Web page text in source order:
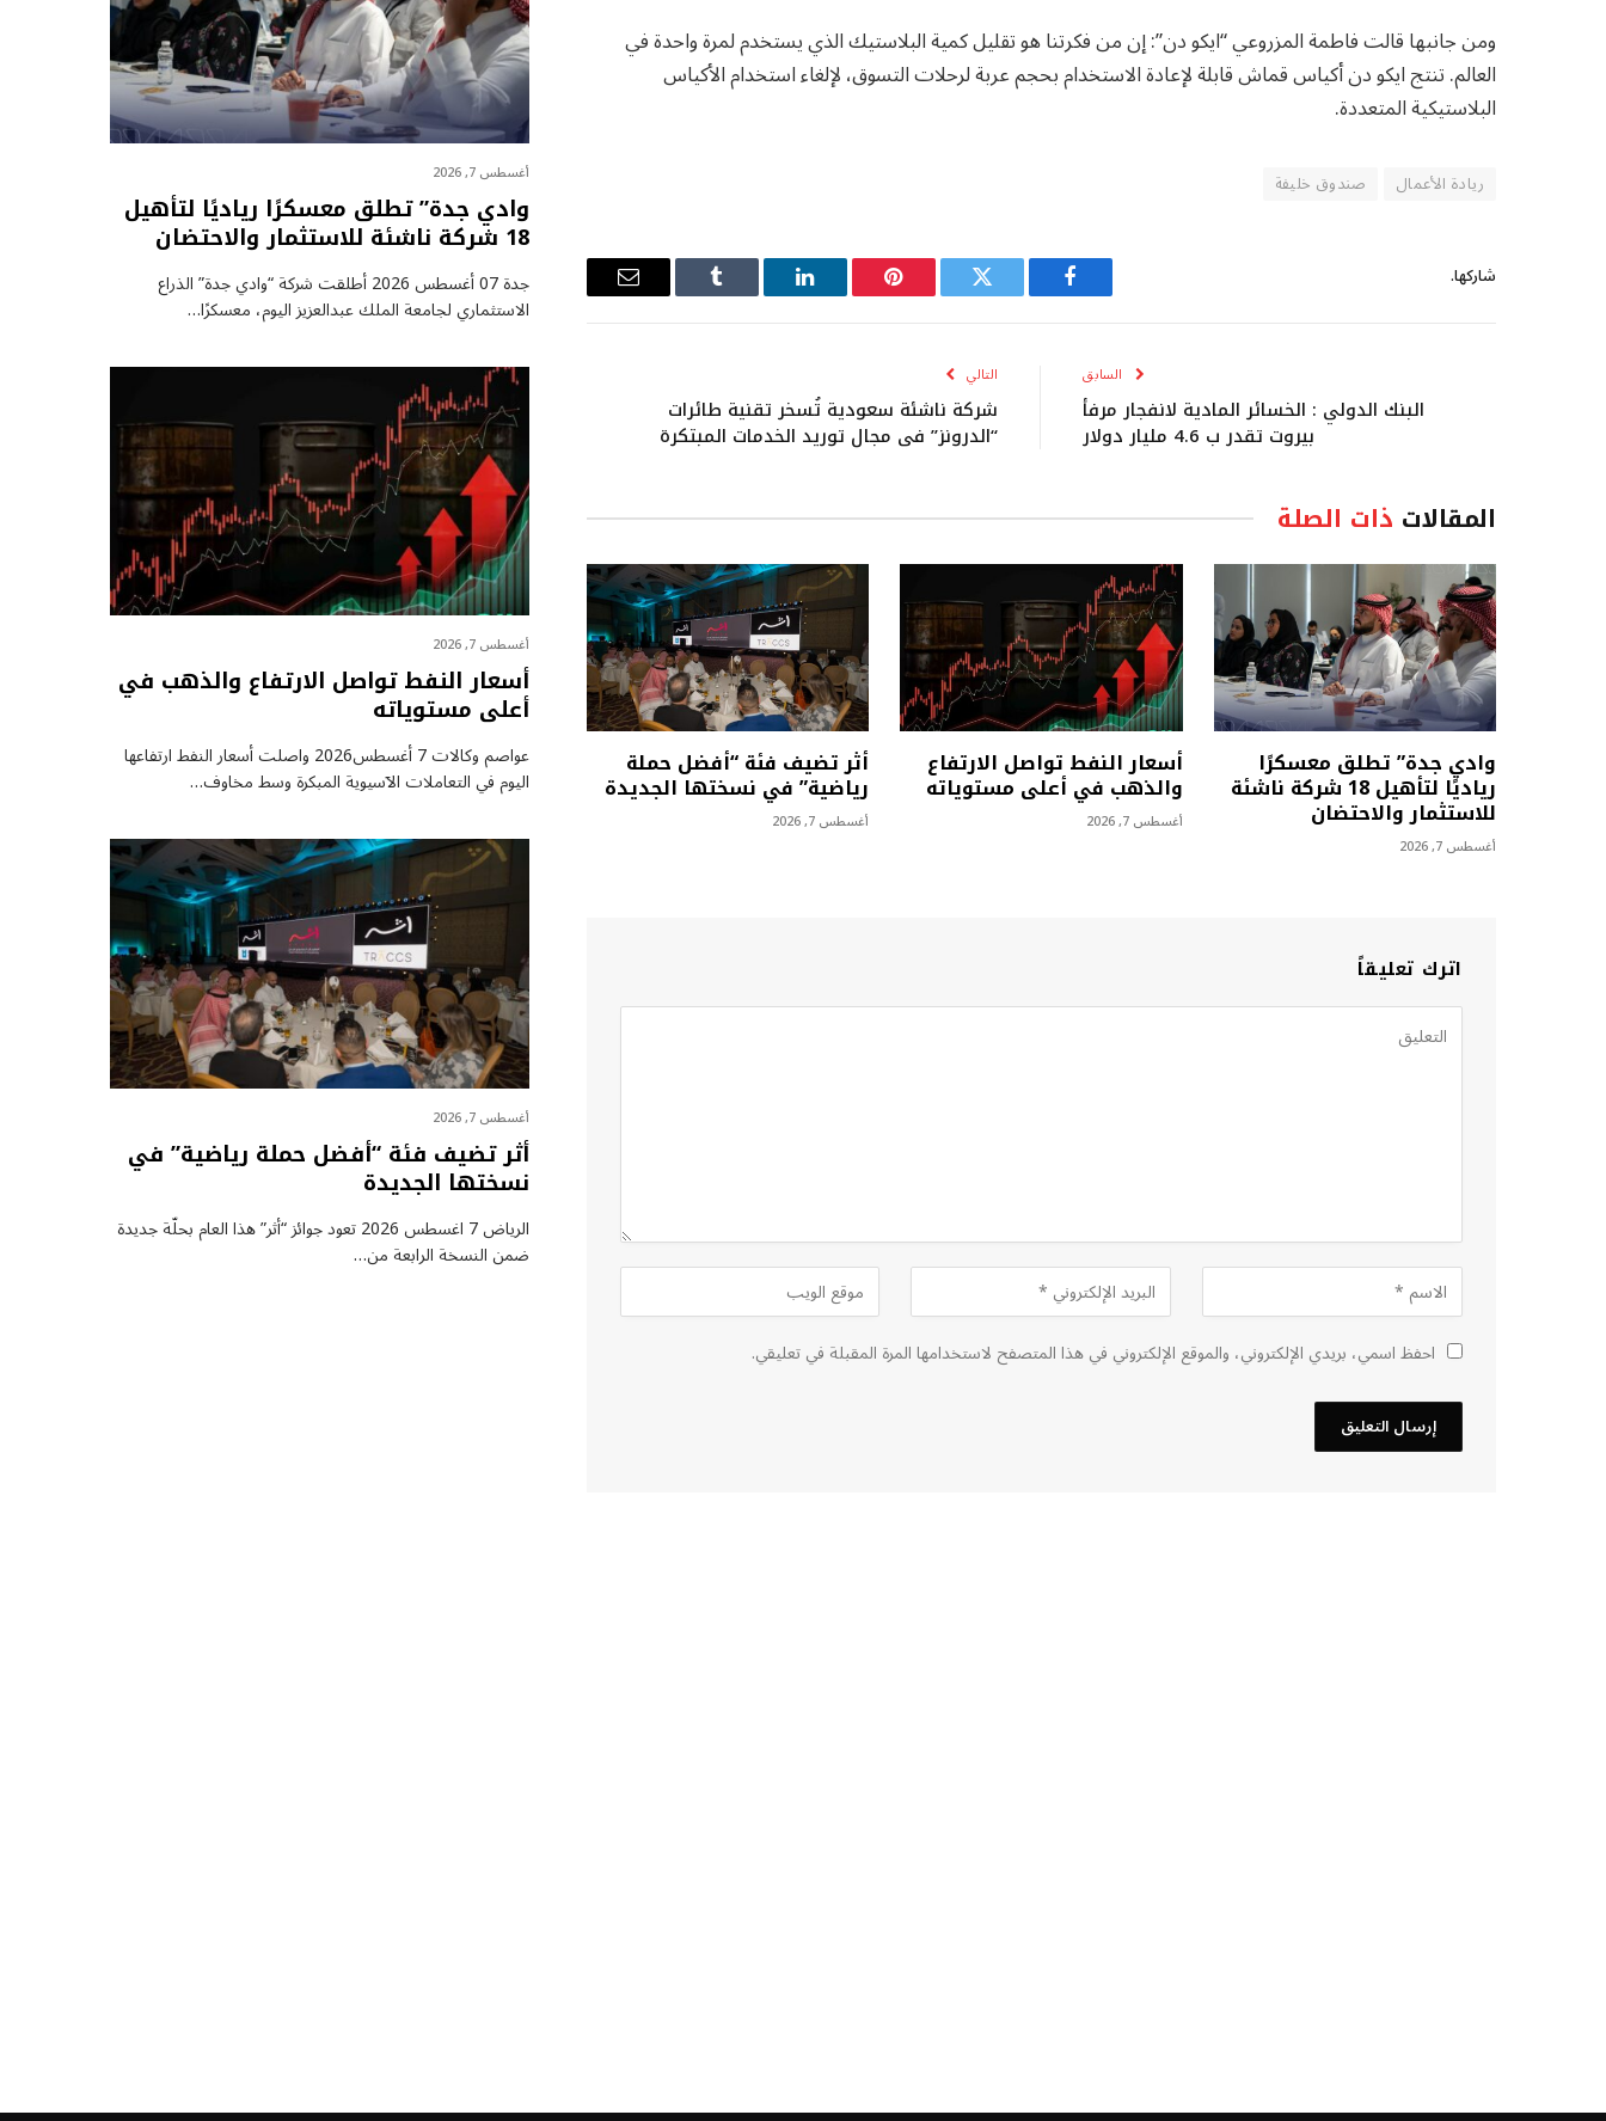
ومن جانبها قالت فاطمة المزروعي “ايكو دن”: إن من فكرتنا هو تقليل كمية البلاستيك الذي يستخدم لمرة واحدة في
العالم. تنتج ايكو دن أكياس قماش قابلة لإعادة الاستخدام بحجم عربة لرحلات التسوق، لإلغاء استخدام الأكياس
البلاستيكية المتعددة.
ريادة الأعمال صندوق خليفة
شاركها.
فيسبوك تويتر بينتيريستلينكدإن Tumblr
البريد
السابق
البنك الدولي : الخسائر المادية لانفجار مرفأ
بيروت تقدر ب 4.6 مليار دولار
التالي
شركة ناشئة سعودية تُسخر تقنية طائرات
“الدرونز” في مجال توريد الخدمات المبتكرة
المقالات ذات الصلة
وادي جدة” تطلق معسكرًا
رياديًا لتأهيل 18 شركة ناشئة
للاستثمار والاحتضان
أغسطس 7, 2026
أسعار النفط تواصل الارتفاع
والذهب في أعلى مستوياته
أغسطس 7, 2026
أثر تضيف فئة “أفضل حملة
رياضية” في نسختها الجديدة
أغسطس 7, 2026
اترك تعليقاً
احفظ اسمي، بريدي الإلكتروني، والموقع الإلكتروني في هذا المتصفح لاستخدامها المرة المقبلة في تعليقي.
أغسطس 7, 2026
وادي جدة” تطلق معسكرًا رياديًا لتأهيل
18 شركة ناشئة للاستثمار والاحتضان
جدة 07 أغسطس 2026 أطلقت شركة “وادي جدة” الذراع
الاستثماري لجامعة الملك عبدالعزيز اليوم، معسكرًا…
أغسطس 7, 2026
أسعار النفط تواصل الارتفاع والذهب في
أعلى مستوياته
عواصم وكالات 7 أغسطس2026 واصلت أسعار ⁠النفط ارتفاعها
اليوم في التعاملات الآسيوية المبكرة وسط مخاوف…
أغسطس 7, 2026
أثر تضيف فئة “أفضل حملة رياضية” في
نسختها الجديدة
الرياض 7 اغسطس 2026 تعود جوائز “أثر” هذا العام بحلّة جديدة
ضمن النسخة الرابعة من…